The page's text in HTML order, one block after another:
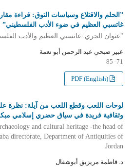
”الحلم والاقتلاع وسياسات التوق: قراءة
غاتسبي العظيم في ضوء الأدب الفلسطيني”
"عنوان الجري: غاتسبي العظيم والأدب
عبير صبحي عبد الرحمن أبو نعمة
71- 85
PDF (English)
لوحات اللعب وقطع اللعب من آيلة: نظرة
وثقافية فريدة في سياق حضري إسلامي
and cultural heritage -the head of
directorate, Department of Antiquities of
Jordan
د. فاطمة مريزيق أبوشقال